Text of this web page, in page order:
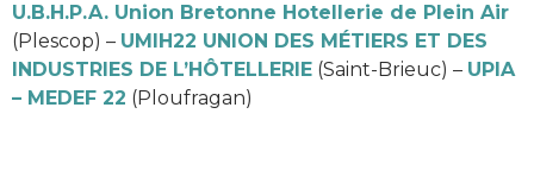
U.B.H.P.A. Union Bretonne Hotellerie de Plein Air
(Plescop) – UMIH22 UNION DES MÉTIERS ET DES
INDUSTRIES DE L’HÔTELLERIE (Saint-Brieuc) – UPIA
– MEDEF 22 (Ploufragan)